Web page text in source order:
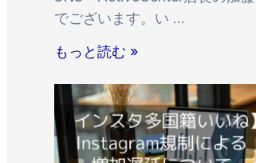
でございます。い …
【
要
】
T
もっと読む »